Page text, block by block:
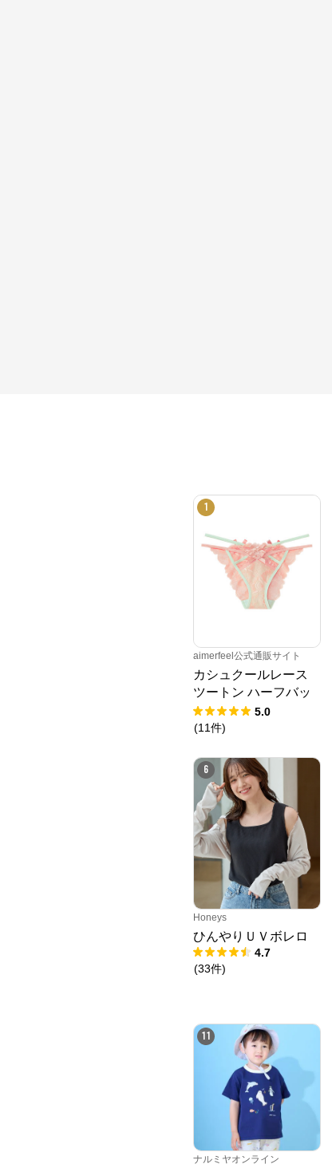
1
aimerfeel公式通販サイト
カシュクールレース
ツートン ハーフバッ
クショーツ5.0
(11件)
6
Honeys
ひんやりＵＶボレロ
4.7
(33件)
11
ナルミヤオンライン